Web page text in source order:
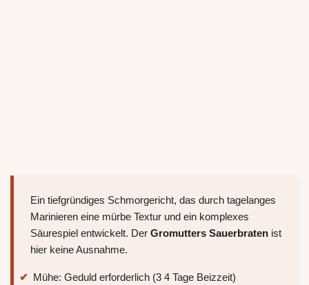
Ein tiefgründiges Schmorgericht, das durch tagelanges
Marinieren eine mürbe Textur und ein komplexes
Säurespiel entwickelt. Der Gromutters Sauerbraten ist
hier keine Ausnahme.
Mühe: Geduld erforderlich (3 4 Tage Beizzeit)